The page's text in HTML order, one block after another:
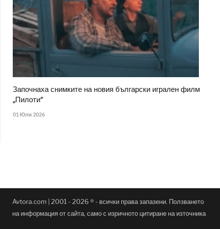
Започнаха снимките на новия български игрален филм
„Пилоти“
01 Юли 2026
Avtora.com | 2001 - 2026 ® - всички права запазени. Ползването
на информация от сайта, само с изричното цитиране на източника